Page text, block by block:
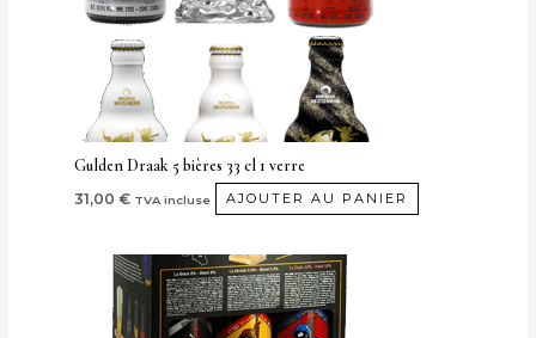
Gulden Draak 5 bières 33 cl 1 verre
31,00€ TVA incluse AJOUTER AU PANIER